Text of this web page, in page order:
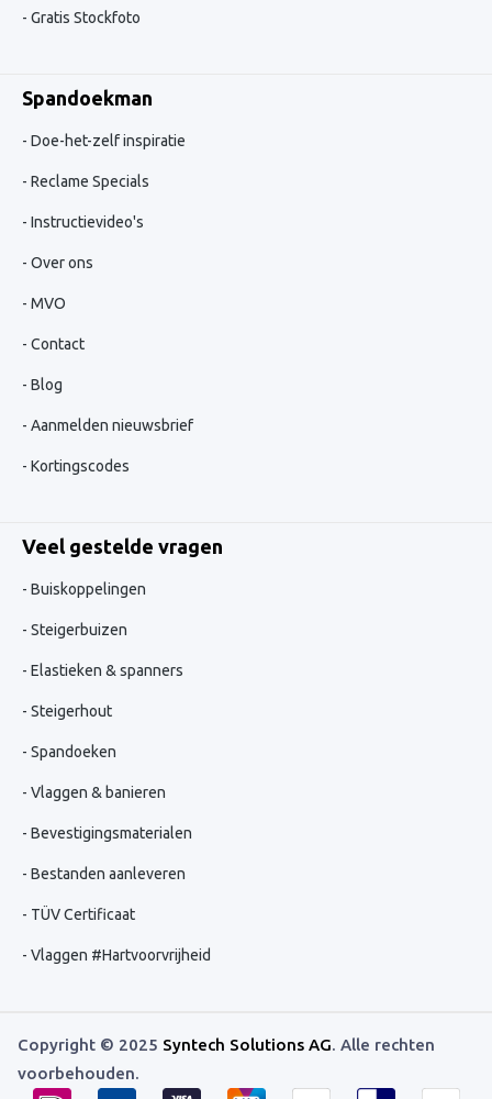
Gratis Stockfoto
Spandoekman
Doe-het-zelf inspiratie
Reclame Specials
Instructievideo's
Over ons
MVO
Contact
Blog
Aanmelden nieuwsbrief
Kortingscodes
Veel gestelde vragen
Buiskoppelingen
Steigerbuizen
Elastieken & spanners
Steigerhout
Spandoeken
Vlaggen & banieren
Bevestigingsmaterialen
Bestanden aanleveren
TÜV Certificaat
Vlaggen #Hartvoorvrijheid
Copyright © 2025 Syntech Solutions AG. Alle rechten
voorbehouden.